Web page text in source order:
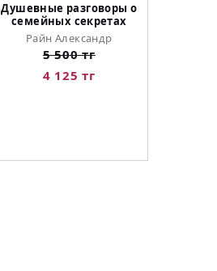
Душевные разговоры о
семейных секретах
Райн Александр
5 500 тг
4 125 тг